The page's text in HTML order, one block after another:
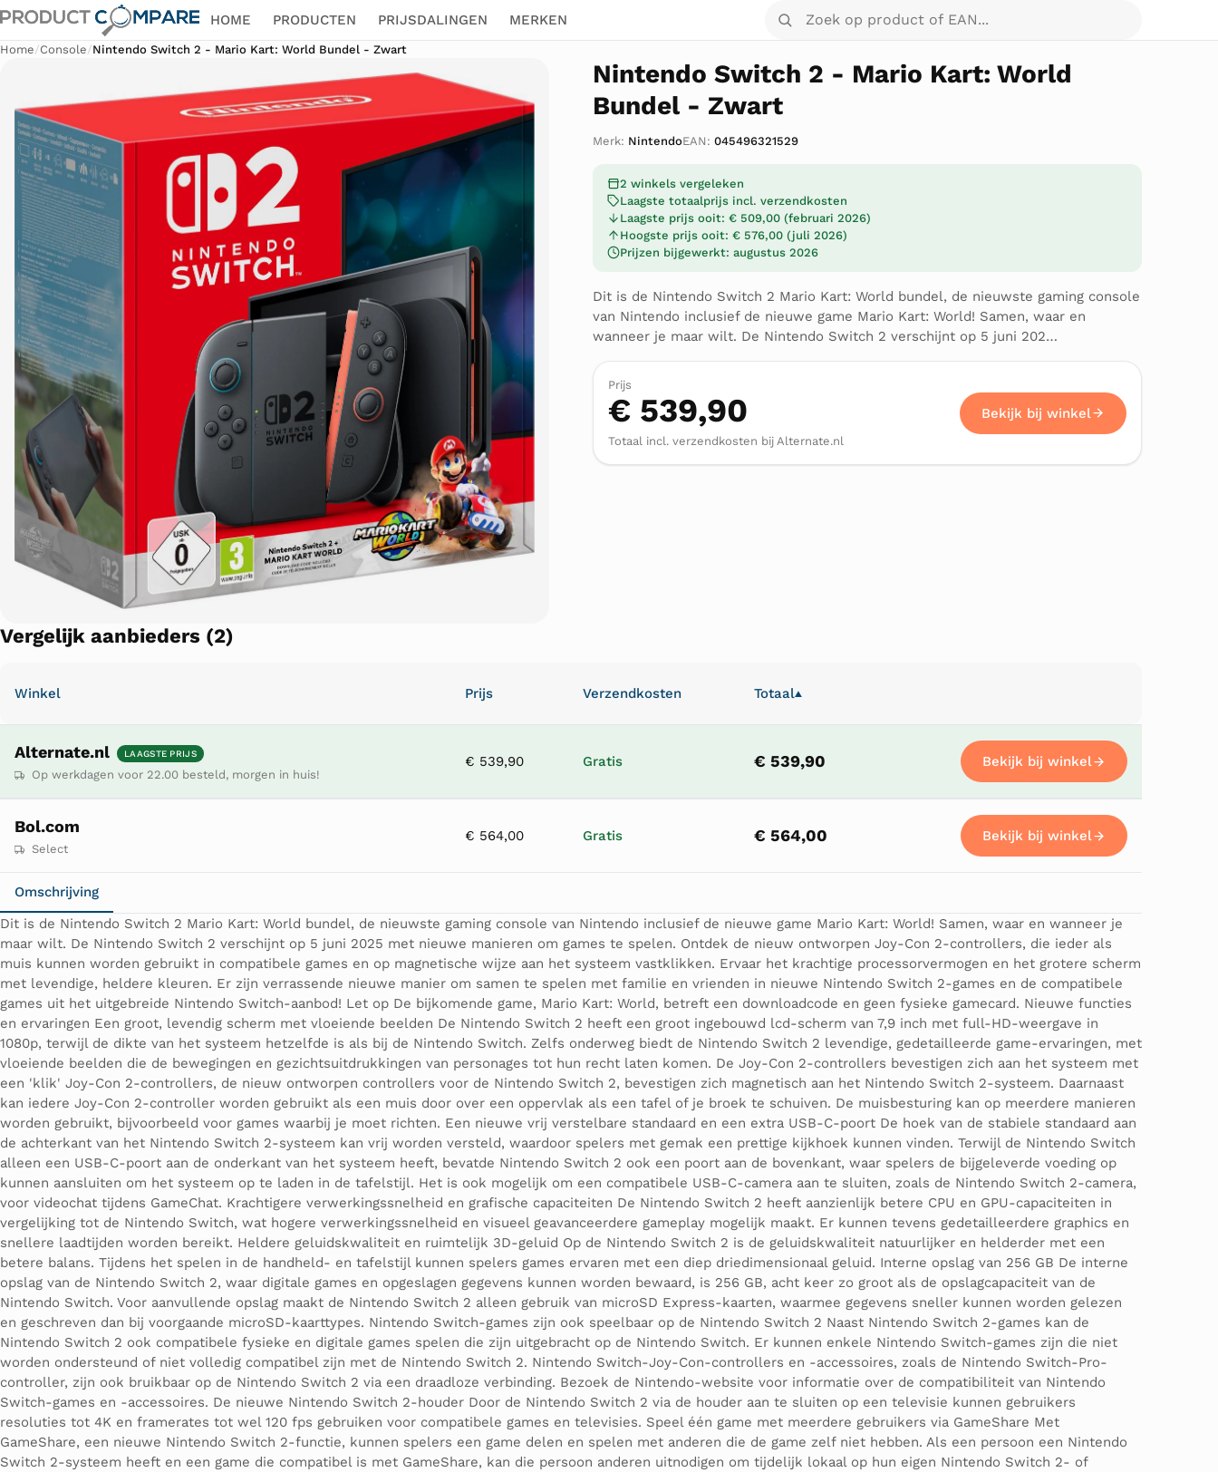
HOME PRODUCTEN PRIJSDALINGEN MERKEN
Zoek op product of EAN...
Home/Console/Nintendo Switch 2 - Mario Kart: World Bundel - Zwart
Nintendo Switch 2 - Mario Kart: World
Bundel - Zwart
Merk: NintendoEAN: 045496321529
2 winkels vergeleken
Laagste totaalprijs incl. verzendkosten
Laagste prijs ooit: € 509,00 (februari 2026)
Hoogste prijs ooit: € 576,00 (juli 2026)
Prijzen bijgewerkt: augustus 2026
Dit is de Nintendo Switch 2 Mario Kart: World bundel, de nieuwste gaming console
van Nintendo inclusief de nieuwe game Mario Kart: World! Samen, waar en
wanneer je maar wilt. De Nintendo Switch 2 verschijnt op 5 juni 202…
Prijs
€ 539,90
Totaal incl. verzendkosten bij Alternate.nl
Bekijk bij winkel
Vergelijk aanbieders (2)
Winkel Prijs Verzendkosten Totaal▲
Alternate.nl LAAGSTE PRIJS
Op werkdagen voor 22.00 besteld, morgen in huis!
€ 539,90 Gratis € 539,90 Bekijk bij winkel
Bol.com
Select
€ 564,00 Gratis € 564,00 Bekijk bij winkel
Omschrijving
Dit is de Nintendo Switch 2 Mario Kart: World bundel, de nieuwste gaming console van Nintendo inclusief de nieuwe game Mario Kart: World! Samen, waar en wanneer je
maar wilt. De Nintendo Switch 2 verschijnt op 5 juni 2025 met nieuwe manieren om games te spelen. Ontdek de nieuw ontworpen Joy-Con 2-controllers, die ieder als
muis kunnen worden gebruikt in compatibele games en op magnetische wijze aan het systeem vastklikken. Ervaar het krachtige processorvermogen en het grotere scherm
met levendige, heldere kleuren. Er zijn verrassende nieuwe manier om samen te spelen met familie en vrienden in nieuwe Nintendo Switch 2-games en de compatibele
games uit het uitgebreide Nintendo Switch-aanbod! Let op De bijkomende game, Mario Kart: World, betreft een downloadcode en geen fysieke gamecard. Nieuwe functies
en ervaringen Een groot, levendig scherm met vloeiende beelden De Nintendo Switch 2 heeft een groot ingebouwd lcd-scherm van 7,9 inch met full-HD-weergave in
1080p, terwijl de dikte van het systeem hetzelfde is als bij de Nintendo Switch. Zelfs onderweg biedt de Nintendo Switch 2 levendige, gedetailleerde game-ervaringen, met
vloeiende beelden die de bewegingen en gezichtsuitdrukkingen van personages tot hun recht laten komen. De Joy-Con 2-controllers bevestigen zich aan het systeem met
een 'klik' Joy-Con 2-controllers, de nieuw ontworpen controllers voor de Nintendo Switch 2, bevestigen zich magnetisch aan het Nintendo Switch 2-systeem. Daarnaast
kan iedere Joy-Con 2-controller worden gebruikt als een muis door over een oppervlak als een tafel of je broek te schuiven. De muisbesturing kan op meerdere manieren
worden gebruikt, bijvoorbeeld voor games waarbij je moet richten. Een nieuwe vrij verstelbare standaard en een extra USB-C-poort De hoek van de stabiele standaard aan
de achterkant van het Nintendo Switch 2-systeem kan vrij worden versteld, waardoor spelers met gemak een prettige kijkhoek kunnen vinden. Terwijl de Nintendo Switch
alleen een USB-C-poort aan de onderkant van het systeem heeft, bevatde Nintendo Switch 2 ook een poort aan de bovenkant, waar spelers de bijgeleverde voeding op
kunnen aansluiten om het systeem op te laden in de tafelstijl. Het is ook mogelijk om een compatibele USB-C-camera aan te sluiten, zoals de Nintendo Switch 2-camera,
voor videochat tijdens GameChat. Krachtigere verwerkingssnelheid en grafische capaciteiten De Nintendo Switch 2 heeft aanzienlijk betere CPU en GPU-capaciteiten in
vergelijking tot de Nintendo Switch, wat hogere verwerkingssnelheid en visueel geavanceerdere gameplay mogelijk maakt. Er kunnen tevens gedetailleerdere graphics en
snellere laadtijden worden bereikt. Heldere geluidskwaliteit en ruimtelijk 3D-geluid Op de Nintendo Switch 2 is de geluidskwaliteit natuurlijker en helderder met een
betere balans. Tijdens het spelen in de handheld- en tafelstijl kunnen spelers games ervaren met een diep driedimensionaal geluid. Interne opslag van 256 GB De interne
opslag van de Nintendo Switch 2, waar digitale games en opgeslagen gegevens kunnen worden bewaard, is 256 GB, acht keer zo groot als de opslagcapaciteit van de
Nintendo Switch. Voor aanvullende opslag maakt de Nintendo Switch 2 alleen gebruik van microSD Express-kaarten, waarmee gegevens sneller kunnen worden gelezen
en geschreven dan bij voorgaande microSD-kaarttypes. Nintendo Switch-games zijn ook speelbaar op de Nintendo Switch 2 Naast Nintendo Switch 2-games kan de
Nintendo Switch 2 ook compatibele fysieke en digitale games spelen die zijn uitgebracht op de Nintendo Switch. Er kunnen enkele Nintendo Switch-games zijn die niet
worden ondersteund of niet volledig compatibel zijn met de Nintendo Switch 2. Nintendo Switch-Joy-Con-controllers en -accessoires, zoals de Nintendo Switch-Pro-
controller, zijn ook bruikbaar op de Nintendo Switch 2 via een draadloze verbinding. Bezoek de Nintendo-website voor informatie over de compatibiliteit van Nintendo
Switch-games en -accessoires. De nieuwe Nintendo Switch 2-houder Door de Nintendo Switch 2 via de houder aan te sluiten op een televisie kunnen gebruikers
resoluties tot 4K en framerates tot wel 120 fps gebruiken voor compatibele games en televisies. Speel één game met meerdere gebruikers via GameShare Met
GameShare, een nieuwe Nintendo Switch 2-functie, kunnen spelers een game delen en spelen met anderen die de game zelf niet hebben. Als een persoon een Nintendo
Switch 2-systeem heeft en een game die compatibel is met GameShare, kan die persoon anderen uitnodigen om tijdelijk lokaal op hun eigen Nintendo Switch 2- of